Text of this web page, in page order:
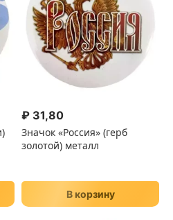
₽ 31,80
Значок «Россия» (герб
золотой) металл
В корзину